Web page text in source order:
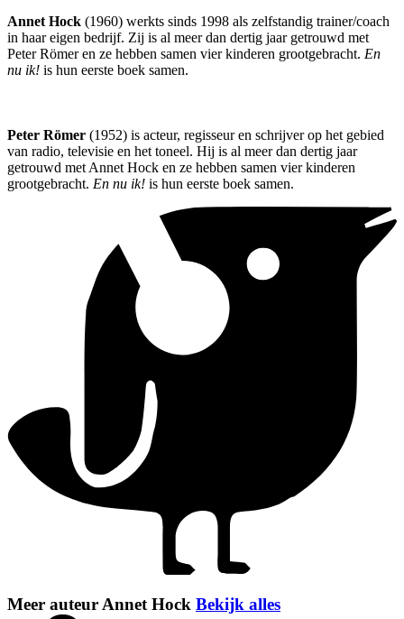
Annet Hock (1960) werkts sinds 1998 als zelfstandig trainer/coach
in haar eigen bedrijf. Zij is al meer dan dertig jaar getrouwd met
Peter Römer en ze hebben samen vier kinderen grootgebracht. En
nu ik! is hun eerste boek samen.
Peter Römer (1952) is acteur, regisseur en schrijver op het gebied
van radio, televisie en het toneel. Hij is al meer dan dertig jaar
getrouwd met Annet Hock en ze hebben samen vier kinderen
grootgebracht. En nu ik! is hun eerste boek samen.
Meer auteur Annet Hock Bekijk alles